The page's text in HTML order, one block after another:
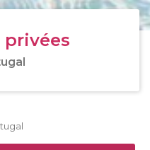
privées